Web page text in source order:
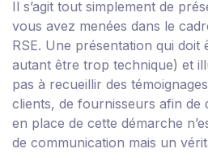
Il s’agit tout simplement de
vous avez menées dans le
RSE. Une présentation qui
autant être trop technique) et
pas à recueillir des
clients, de fournisseurs afin de
en place de cette démarche
de communication mais un